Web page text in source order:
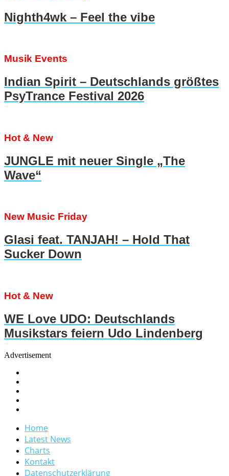
Nighth4wk – Feel the vibe
Musik Events
Indian Spirit – Deutschlands größtes
PsyTrance Festival 2026
Hot & New
JUNGLE mit neuer Single „The
Wave“
New Music Friday
Glasi feat. TANJAH! – Hold That
Sucker Down
Hot & New
WE Love UDO: Deutschlands
Musikstars feiern Udo Lindenberg
Advertisement
Home
Latest News
Charts
Kontakt
Datenschutzerklärung